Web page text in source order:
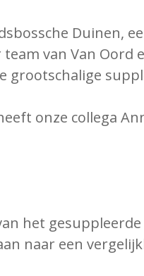
Duinen,
van Van Oord
grootschalige
onze collega
het
naar een